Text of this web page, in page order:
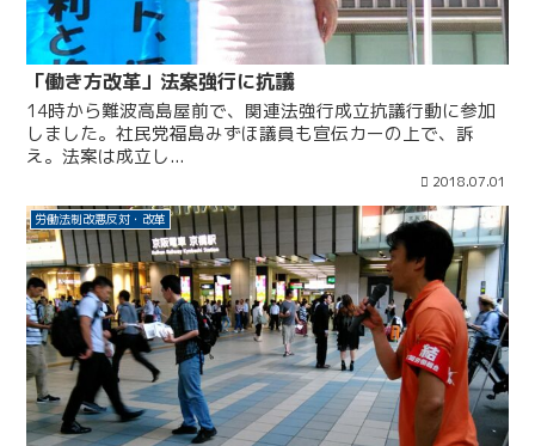
「働き方改革」法案強行に抗議
14時から難波高島屋前で、関連法強行成立抗議行動に参加
しました。社民党福島みずほ議員も宣伝カーの上で、訴
え。法案は成立し...
2018.07.01
労働法制改悪反対・改革